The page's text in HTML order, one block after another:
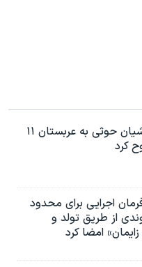
حمله شورشیان حوثی به عربستان ۱۱
کرد
اجرایی برای محدود
از طریق تولد و
امضا کرد